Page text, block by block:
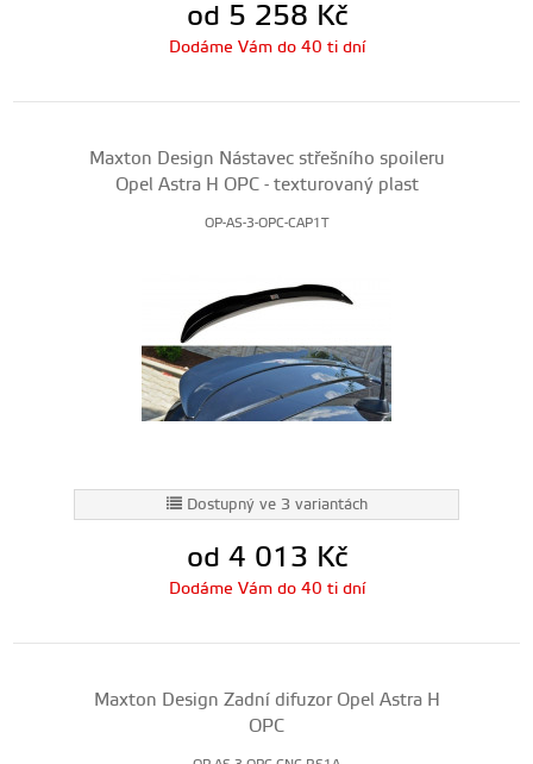
od 5 258 Kč
Dodáme Vám do 40 ti dní
Maxton Design Nástavec střešního spoileru
Opel Astra H OPC - texturovaný plast
OP-AS-3-OPC-CAP1T
Dostupný ve 3 variantách
od 4 013 Kč
Dodáme Vám do 40 ti dní
Maxton Design Zadní difuzor Opel Astra H
OPC